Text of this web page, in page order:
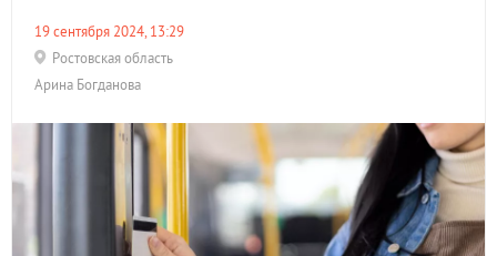
19 сентября 2024, 13:29
Ростовская область
Арина Богданова